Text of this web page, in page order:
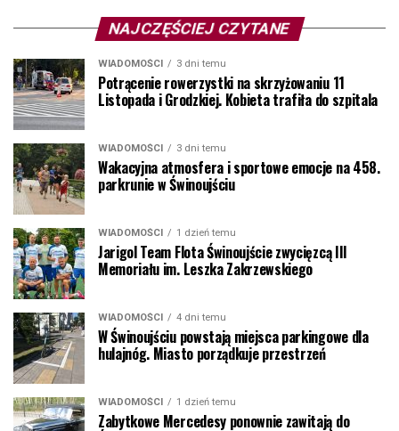
NAJCZĘŚCIEJ CZYTANE
WIADOMOŚCI 3 dni temu
Potrącenie rowerzystki na skrzyżowaniu 11
Listopada i Grodzkiej. Kobieta trafiła do szpitala
WIADOMOŚCI 3 dni temu
Wakacyjna atmosfera i sportowe emocje na 458.
parkrunie w Świnoujściu
WIADOMOŚCI 1 dzień temu
Jarigol Team Flota Świnoujście zwycięzcą III
Memoriału im. Leszka Zakrzewskiego
WIADOMOŚCI 4 dni temu
W Świnoujściu powstają miejsca parkingowe dla
hulajnóg. Miasto porządkuje przestrzeń
WIADOMOŚCI 1 dzień temu
Zabytkowe Mercedesy ponownie zawitają do